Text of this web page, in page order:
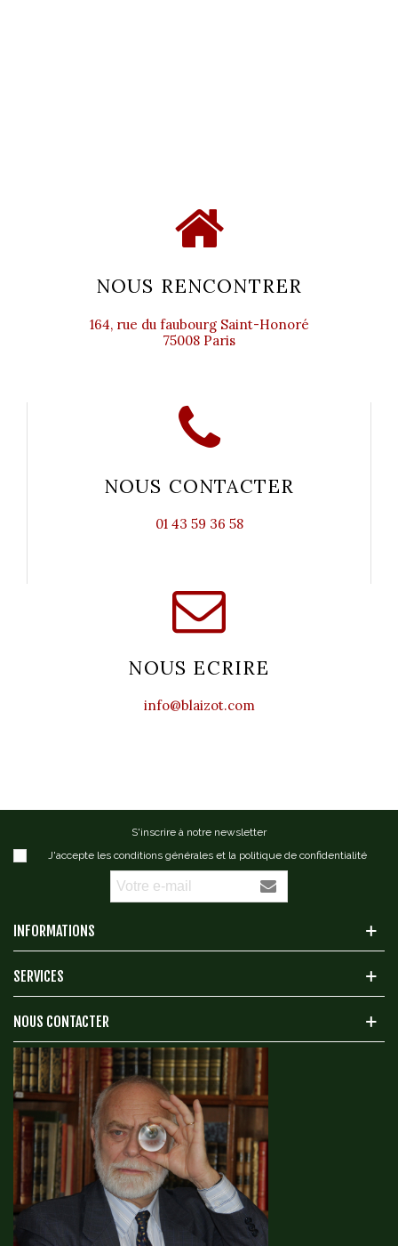
NOUS RENCONTRER
164, rue du faubourg Saint-Honoré
75008 Paris
NOUS CONTACTER
01 43 59 36 58
NOUS ECRIRE
info@blaizot.com
S'inscrire à notre newsletter
J'accepte les conditions générales et la politique de confidentialité
INFORMATIONS
SERVICES
NOUS CONTACTER